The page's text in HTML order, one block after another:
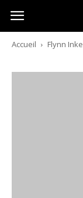
Australia-
australie.com
Accueil Flynn